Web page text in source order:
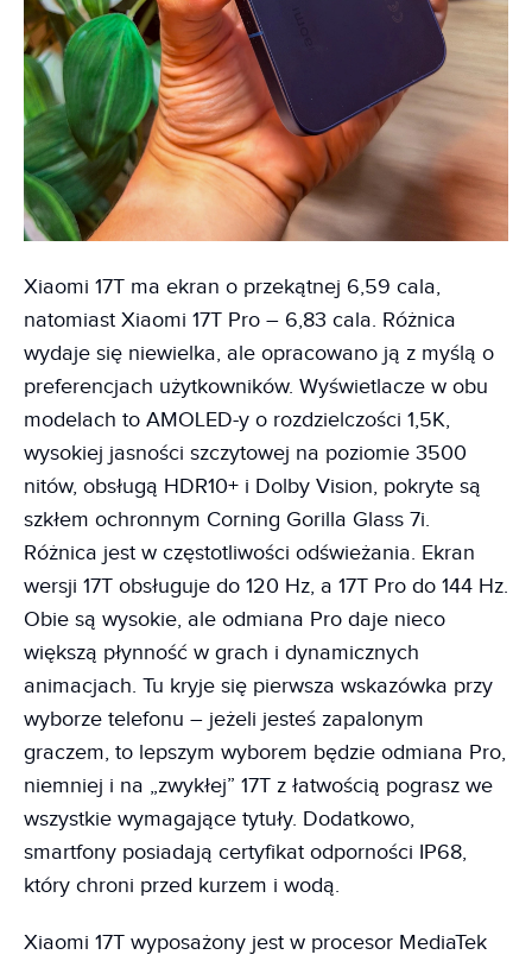
Xiaomi 17T ma ekran o przekątnej 6,59 cala,
natomiast Xiaomi 17T Pro – 6,83 cala. Różnica
wydaje się niewielka, ale opracowano ją z myślą o
preferencjach użytkowników. Wyświetlacze w obu
modelach to AMOLED-y o rozdzielczości 1,5K,
wysokiej jasności szczytowej na poziomie 3500
nitów, obsługą HDR10+ i Dolby Vision, pokryte są
szkłem ochronnym Corning Gorilla Glass 7i.
Różnica jest w częstotliwości odświeżania. Ekran
wersji 17T obsługuje do 120 Hz, a 17T Pro do 144 Hz.
Obie są wysokie, ale odmiana Pro daje nieco
większą płynność w grach i dynamicznych
animacjach. Tu kryje się pierwsza wskazówka przy
wyborze telefonu – jeżeli jesteś zapalonym
graczem, to lepszym wyborem będzie odmiana Pro,
niemniej i na „zwykłej” 17T z łatwością pograsz we
wszystkie wymagające tytuły. Dodatkowo,
smartfony posiadają certyfikat odporności IP68,
który chroni przed kurzem i wodą.
Xiaomi 17T wyposażony jest w procesor MediaTek